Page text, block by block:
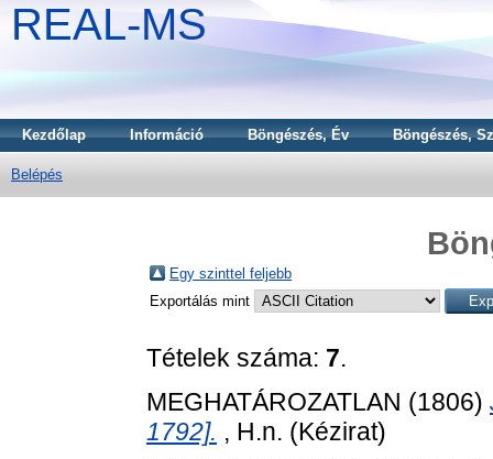
REAL-MS
Kezdőlap Információ Böngészés, Év Böngészés,
Belépés
Egy szinttel feljebb
Exportálás mint
Tételek száma: 7.
MEGHATÁROZATLAN (1806)
1792]. , H.n. (Kézirat)